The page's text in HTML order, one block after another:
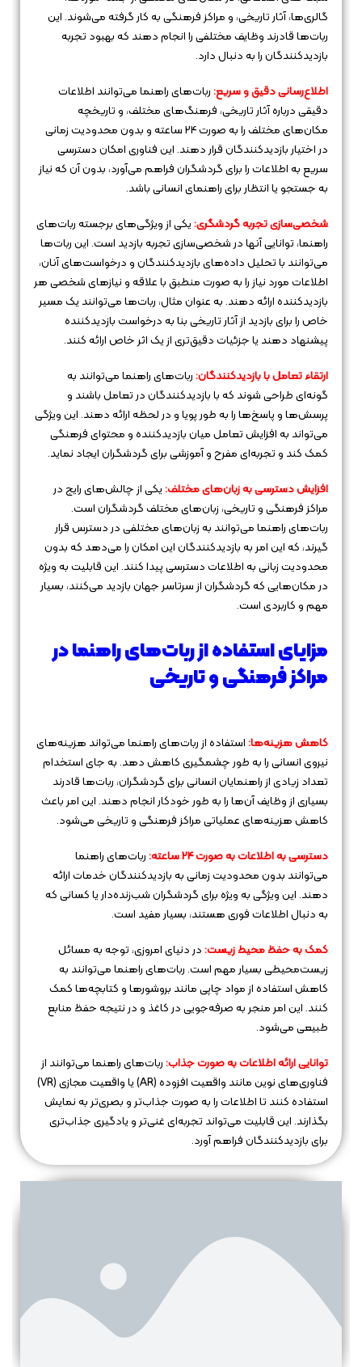
گالری‌ها، آثار تاریخی، و مراکز فرهنگی به کار گرفته می‌شوند. این
ربات‌ها قادرند وظایف مختلفی را انجام دهند که بهبود تجربه
بازدیدکنندگان را به دنبال دارد.
اطلاع‌رسانی دقیق و سریع:ربات‌های راهنما می‌توانند اطلاعات
دقیقی درباره آثار تاریخی، فرهنگ‌های مختلف، و تاریخچه
مکان‌های مختلف را به صورت 24 ساعته و بدون محدودیت زمانی
در اختیار بازدیدکنندگان قرار دهند. این فناوری امکان دسترسی
سریع به اطلاعات را برای گردشگران فراهم می‌آورد، بدون آن که نیاز
به جستجو یا انتظار برای راهنمای انسانی باشد.
شخصی‌سازی تجربه گردشگری:یکی از ویژگی‌های برجسته ربات‌های
راهنما، توانایی آنها در شخصی‌سازی تجربه بازدید است. این ربات‌ها
می‌توانند با تحلیل داده‌های بازدیدکنندگان و درخواست‌های آنان،
اطلاعات مورد نیاز را به صورت منطبق با علاقه و نیازهای شخصی هر
بازدیدکننده ارائه دهند. به عنوان مثال، ربات‌ها می‌توانند یک مسیر
خاص را برای بازدید از آثار تاریخی بنا به درخواست بازدیدکننده
پیشنهاد دهند یا جزئیات دقیق‌تری از یک اثر خاص ارائه کنند.
ارتقاء تعامل با بازدیدکنندگان:ربات‌های راهنما می‌توانند به
گونه‌ای طراحی شوند که با بازدیدکنندگان در تعامل باشند و
پرسش‌ها و پاسخ‌ها را به طور پویا و در لحظه ارائه دهند. این ویژگی
می‌تواند به افزایش تعامل میان بازدیدکننده و محتوای فرهنگی
کمک کند و تجربه‌ای مفرح و آموزشی برای گردشگران ایجاد نماید.
افزایش دسترسی به زبان‌های مختلف:یکی از چالش‌های رایج در
مراکز فرهنگی و تاریخی، زبان‌های مختلف گردشگران است.
ربات‌های راهنما می‌توانند به زبان‌های مختلفی در دسترس قرار
گیرند، که این امر به بازدیدکنندگان این امکان را می‌دهد که بدون
محدودیت زبانی به اطلاعات دسترسی پیدا کنند. این قابلیت به ویژه
در مکان‌هایی که گردشگران از سرتاسر جهان بازدید می‌کنند، بسیار
مهم و کاربردی است.
مزایای استفاده از ربات‌های راهنما در
مراکز فرهنگی و تاریخی
کاهش هزینه‌ها:استفاده از ربات‌های راهنما می‌تواند هزینه‌های
نیروی انسانی را به طور چشمگیری کاهش دهد. به جای استخدام
تعداد زیادی از راهنمایان انسانی برای گردشگران، ربات‌ها قادرند
بسیاری از وظایف آن‌ها را به طور خودکار انجام دهند. این امر باعث
کاهش هزینه‌های عملیاتی مراکز فرهنگی و تاریخی می‌شود.
دسترسی به اطلاعات به صورت 24 ساعته:
ربات‌های راهنما
می‌توانند بدون محدودیت زمانی به بازدیدکنندگان خدمات ارائه
دهند. این ویژگی به ویژه برای گردشگران شب‌زنده‌دار یا کسانی که
به دنبال اطلاعات فوری هستند، بسیار مفید است.
کمک به حفظ محیط زیست:در دنیای امروزی، توجه به مسائل
زیست‌محیطی بسیار مهم است. ربات‌های راهنما می‌توانند به
کاهش استفاده از مواد چاپی مانند بروشورها و کتابچه‌ها کمک
کنند. این امر منجر به صرفه‌جویی در کاغذ و در نتیجه حفظ منابع
طبیعی می‌شود.
توانایی ارائه اطلاعات به صورت جذاب:ربات‌های راهنما می‌توانند از
فناوری‌های نوین مانند واقعیت افزوده (AR) یا واقعیت مجازی (VR)
استفاده کنند تا اطلاعات را به صورت جذاب‌تر و بصری‌تر به نمایش
بگذارند. این قابلیت می‌تواند تجربه‌ای غنی‌تر و یادگیری جذاب‌تری
برای بازدیدکنندگان فراهم آورد.